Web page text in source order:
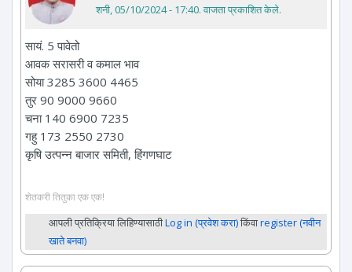
शनी, 05/10/2024 - 17:40. वाजता प्रकाशित केले.
सायं. 5 पावेतो
आवक सरासरी व कमाल भाव
सोया 3285 3600 4465
तुर 90 9000 9660
चना 140 6900 7235
गहु 173 2550 2730
कृषि उत्पन्न बाजार समिती, हिंगणघाट
शेतकरी तितुका एक एक!
आपली प्रतिक्रिया लिहिण्यासाठीLog in (प्रवेश करा)किंवाregister (नवीन
खाते बनवा)